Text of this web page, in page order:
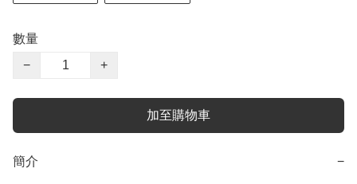
數量
−
+
加至購物車
簡介 −